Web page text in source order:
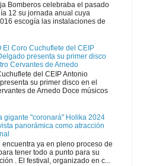
Bomberos celebraba el pasado
12 su jornada anual cuya
escogía las instalaciones de
El Coro Cuchuflete del CEIP
presenta su primer disco
Cervantes de Arnedo
del CEIP Antonio
su primer disco en el
de Arnedo Doce músicos
gigante "coronará" Holika 2024
panorámica como atracción
encuentra ya en pleno proceso de
tener todo a punto para su
. El festival, organizado en c...